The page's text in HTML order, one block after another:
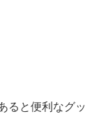
ると便利なグッ